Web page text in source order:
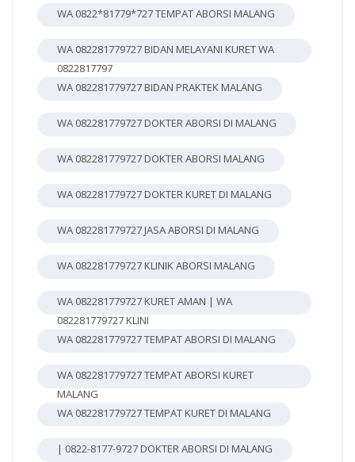
WA 0822*81779*727 TEMPAT ABORSI MALANG
WA 082281779727 BIDAN MELAYANI KURET WA
0822817797
WA 082281779727 BIDAN PRAKTEK MALANG
WA 082281779727 DOKTER ABORSI DI MALANG
WA 082281779727 DOKTER ABORSI MALANG
WA 082281779727 DOKTER KURET DI MALANG
WA 082281779727 JASA ABORSI DI MALANG
WA 082281779727 KLINIK ABORSI MALANG
WA 082281779727 KURET AMAN | WA
082281779727 KLINI
WA 082281779727 TEMPAT ABORSI DI MALANG
WA 082281779727 TEMPAT ABORSI KURET
MALANG
WA 082281779727 TEMPAT KURET DI MALANG
| 0822-8177-9727 DOKTER ABORSI DI MALANG